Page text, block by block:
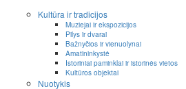
Kultūra ir tradicijos
Muziejai ir ekspozicijos
Pilys ir dvarai
Bažnyčios ir vienuolynai
Amatininkystė
Istoriniai paminklai ir istorinės vietos
Kultūros objektai
Nuotykis